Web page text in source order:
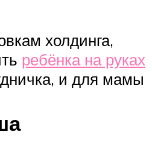
холдинга,
ребёнка на руках
и для мамы